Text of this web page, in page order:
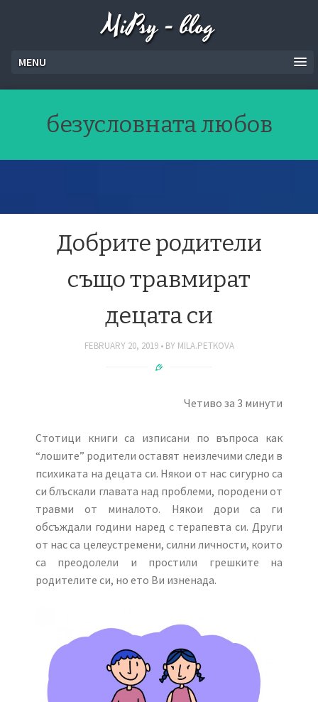
MiPsy - blog
MENU
безусловната любов
Добрите родители
също травмират
децата си
FEBRUARY 20, 2019 BY MILA.PETKOVA
Четиво за 3 минути
Стотици книги са изписани по въпроса как
“лошите” родители оставят неизлечими следи в
психиката на децата си. Някои от нас сигурно са
си блъскали главата над проблеми, породени от
травми от миналото. Някои дори са ги
обсъждали години наред с терапевта си. Други
от нас са целеустремени, силни личности, които
са преодолели и простили грешките на
родителите си, но ето Ви изненада.